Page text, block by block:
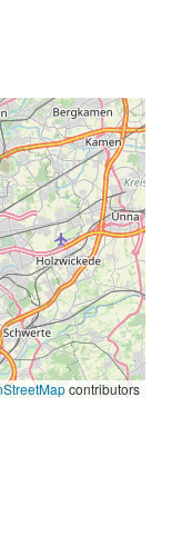
welche
im
contributors